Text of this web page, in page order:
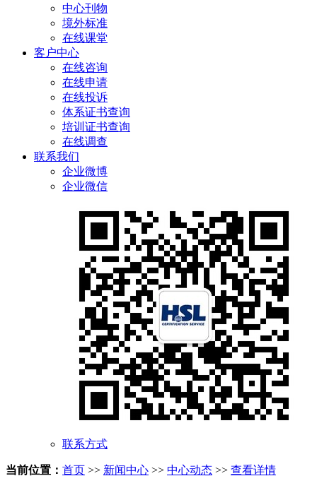
中心刊物
境外标准
在线课堂
客户中心
在线咨询
在线申请
在线投诉
体系证书查询
培训证书查询
在线调查
联系我们
企业微博
企业微信
联系方式
当前位置： 首页 >> 新闻中心 >> 中心动态 >> 查看详情